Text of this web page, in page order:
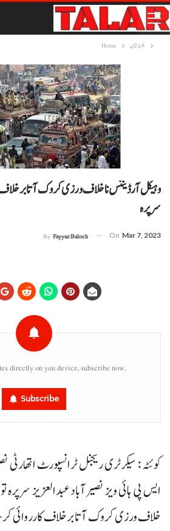
Home بلوچستان
وہیکل آرڈیننس نا خلاف ورزی کروک آتا
سرپرہ
By Fayyaz Baloch On Mar 7, 2023
directly on you device, subscribe now.
Subscribe
کوئٹہ : سیکرٹری ریجنل ٹرانسپورٹ اتھارٹی
ایس پی ہائی ویز نصیرآباد عبدالعزیز
خلاف ورزی کروک آتا برخلاف کارروائی